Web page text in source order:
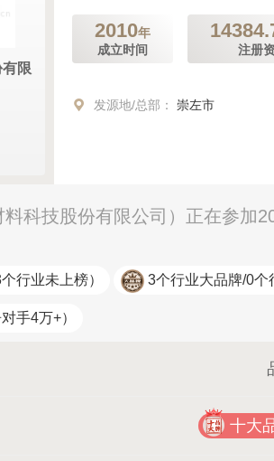
限
2010年
成立时间
注册
发源地/总部： 崇左市
科技股份有限公司）正在参加
个行业未上榜） 3个行业大品牌/0个
手4万+）
十大